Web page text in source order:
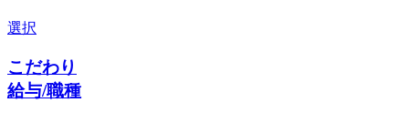
選択
こだわり
給与/職種